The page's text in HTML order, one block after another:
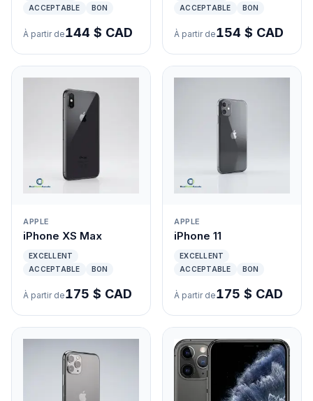
ACCEPTABLE
BON
À partir de144 $ CAD
ACCEPTABLE
BON
À partir de154 $ CAD
APPLE
iPhone XS Max
EXCELLENT
ACCEPTABLE
BON
À partir de175 $ CAD
APPLE
iPhone 11
EXCELLENT
ACCEPTABLE
BON
À partir de175 $ CAD